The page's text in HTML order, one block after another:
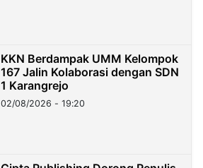
KKN Berdampak UMM Kelompok
167 Jalin Kolaborasi dengan SDN
1 Karangrejo
02/08/2026 - 19:20